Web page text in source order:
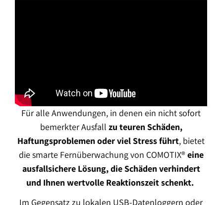
Für alle Anwendungen, in denen ein nicht sofort
bemerkter Ausfall zu teuren Schäden,
Haftungsproblemen oder viel Stress führt, bietet
die smarte Fernüberwachung von COMOTIX® eine
ausfallsichere Lösung, die Schäden verhindert
und Ihnen wertvolle Reaktionszeit schenkt.
Im Gegensatz zu lokalen USB-Datenloggern oder